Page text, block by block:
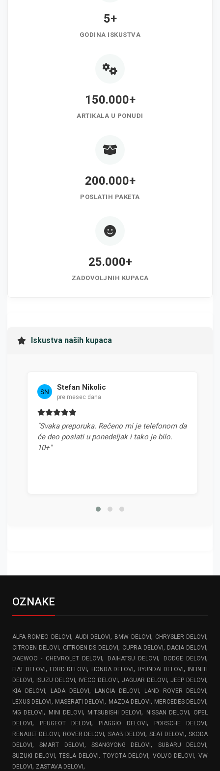
5+
GODINA ISKUSTVA
150.000+
ARTIKALA U PONUDI
200.000+
POSLATIH PAKETA
25.000+
ZADOVOLJNIH KUPACA
Iskustva naših kupaca
Stefan Nikolic
pre mesec dana
"Svaka preporuka. Rečeno mi je telefonom da
će deo poslati u ponedeljak i tako je bilo.
10+"
OZNAKE
ALFA ROMEO DELOVI, AUDI DELOVI, BMW DELOVI, CHRYSLER DELOVI,
CITROEN DELOVI, CITROEN DS DELOVI, CUPRA DELOVI, DACIA DELOVI,
DAEWOO - CHEVROLET DELOVI, DAIHATSU DELOVI, DODGE DELOVI,
FIAT DELOVI, FORD DELOVI, HONDA DELOVI, HYUNDAI DELOVI, INFINITI
DELOVI, ISUZU DELOVI, IVECO DELOVI, JAGUAR DELOVI,JEEP DELOVI,
KIA DELOVI, LADA DELOVI, LANCIA DELOVI, LAND ROVER DELOVI,
LEXUS DELOVI, MASERATI DELOVI, MAZDA DELOVI, MERCEDES DELOVI,
MG DELOVI, MINI DELOVI, MITSUBISHI DELOVI, NISSAN DELOVI, OPEL
DELOVI, PEUGEOT DELOVI, PIAGGIO DELOVI, PORSCHE DELOVI,
RENAULT DELOVI, ROVER DELOVI, SAAB DELOVI, SEAT DELOVI, SKODA
DELOVI,SMART DELOVI,SSANGYONG DELOVI, SUBARU DELOVI,
SUZUKI DELOVI,TESLA DELOVI, TOYOTA DELOVI, VOLVO DELOVI, VW
DELOVI, ZASTAVA DELOVI,